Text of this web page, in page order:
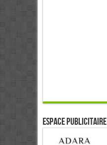
ESPACE PUBLICITAIRE